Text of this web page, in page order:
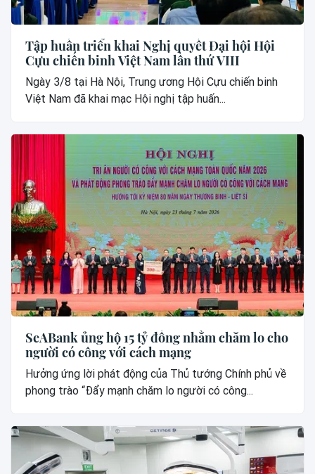
Tập huấn triển khai Nghị quyết Đại hội Hội
Cựu chiến binh Việt Nam lần thứ VIII
Ngày 3/8 tại Hà Nội, Trung ương Hội Cựu chiến binh
Việt Nam đã khai mạc Hội nghị tập huấn...
SeABank ủng hộ 15 tỷ đồng nhằm chăm lo cho
người có công với cách mạng
Hưởng ứng lời phát động của Thủ tướng Chính phủ về
phong trào “Đẩy mạnh chăm lo người có công...